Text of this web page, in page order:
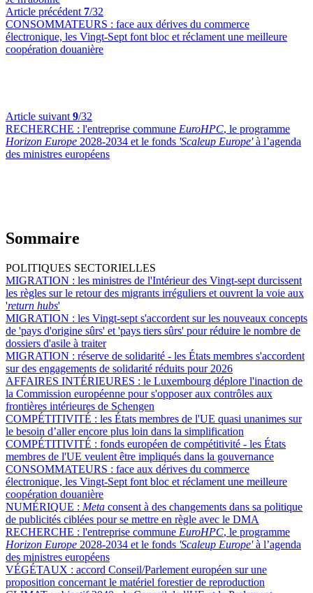
Article précédent 7/32
CONSOMMATEURS : face aux dérives du commerce
électronique, les Vingt-Sept font bloc et réclament une meilleure
coopération douanière
Article suivant 9/32
RECHERCHE : l'entreprise commune EuroHPC, le programme
Horizon Europe 2028-2034 et le fonds 'Scaleup Europe'à l’agenda
des ministres européens
Sommaire
POLITIQUES SECTORIELLES
MIGRATION : les ministres de l'Intérieur des Vingt-sept durcissent
les règles sur le retour des migrants irréguliers et ouvrent la voie aux
'return hubs'
MIGRATION : les Vingt-sept s'accordent sur les nouveaux concepts
de 'pays d'origine sûrs' et 'pays tiers sûrs' pour réduire le nombre de
dossiers d'asile à traiter
MIGRATION : réserve de solidarité - les États membres s'accordent
sur des engagements de solidarité réduits pour 2026
AFFAIRES INTÉRIEURES : le Luxembourg déplore l'inaction de
la Commission européenne pour s'opposer aux contrôles aux
frontières intérieures de Schengen
COMPÉTITIVITÉ : les États membres de l'UE quasi unanimes sur
le besoin d’aller encore plus loin dans la simplification
COMPÉTITIVITÉ : fonds européen de compétitivité - les États
membres de l'UE veulent être impliqués dans la gouvernance
CONSOMMATEURS : face aux dérives du commerce
électronique, les Vingt-Sept font bloc et réclament une meilleure
coopération douanière
NUMÉRIQUE : Meta consent à des changements dans sa politique
de publicités ciblées pour se mettre en règle avec le DMA
RECHERCHE : l'entreprise commune EuroHPC, le programme
Horizon Europe 2028-2034 et le fonds 'Scaleup Europe'à l’agenda
des ministres européens
VÉGÉTAUX : accord Conseil/Parlement européen sur une
proposition concernant le matériel forestier de reproduction